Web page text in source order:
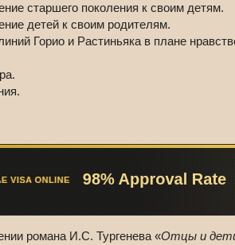
старшего поколения к своим детям.
детей к своим родителям.
Горио и Растиньяка в плане
романа И.С. Тургенева «Отцы и